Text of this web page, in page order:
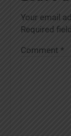
Your email
Required
Comment *